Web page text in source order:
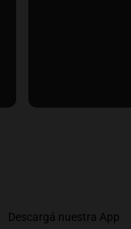
Descargá nuestra App